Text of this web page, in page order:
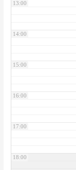
13:00
14:00
15:00
16:00
17:00
18:00